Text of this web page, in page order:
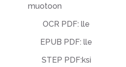
muotoon
OCR PDF: lle
EPUB PDF: lle
STEP PDF:ksi